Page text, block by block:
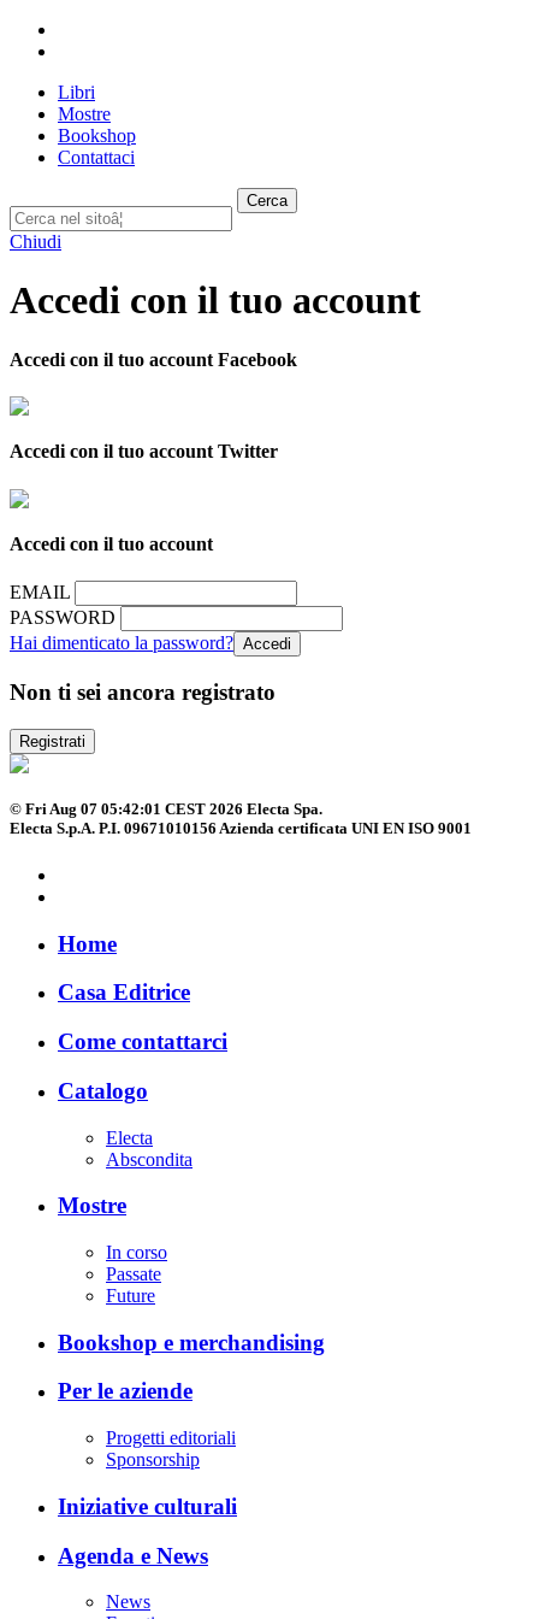
Libri
Mostre
Bookshop
Contattaci
Cerca
Chiudi
Accedi con il tuo account
Accedi con il tuo account Facebook
Accedi con il tuo account Twitter
Accedi con il tuo account
EMAIL
PASSWORD
Hai dimenticato la password?
Non ti sei ancora registrato
Registrati
© Fri Aug 07 05:42:01 CEST 2026 Electa Spa.
Electa S.p.A. P.I. 09671010156 Azienda certificata UNI EN ISO 9001
Home
Casa Editrice
Come contattarci
Catalogo
Electa
Abscondita
Mostre
In corso
Passate
Future
Bookshop e merchandising
Per le aziende
Progetti editoriali
Sponsorship
Iniziative culturali
Agenda e News
News